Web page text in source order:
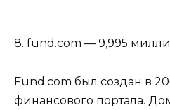
8. fund.com — 9,995
Fund.com был создан в
финансового портала.